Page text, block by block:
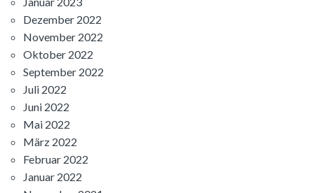
Dezember 2022
November 2022
Oktober 2022
September 2022
Juli 2022
Juni 2022
Mai 2022
März 2022
Februar 2022
Januar 2022